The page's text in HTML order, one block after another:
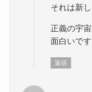
それは新
正義の宇
面白いです
返信